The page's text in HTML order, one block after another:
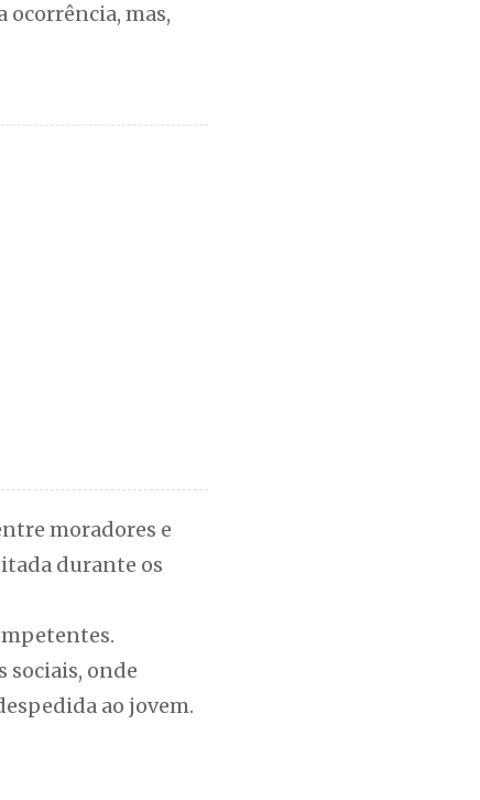
ocorrência, mas,
moradores e
durante os
sociais, onde
ao jovem.